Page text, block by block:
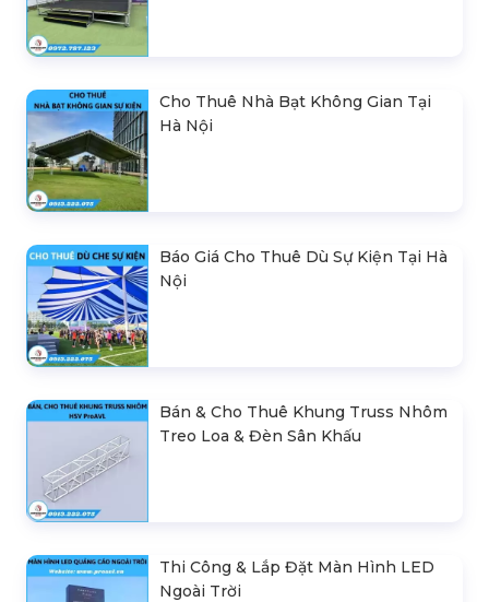
Cho Thuê Nhà Bạt Không Gian Tại
Hà Nội
Báo Giá Cho Thuê Dù Sự Kiện Tại Hà
Nội
Bán & Cho Thuê Khung Truss Nhôm
Treo Loa & Đèn Sân Khấu
Thi Công & Lắp Đặt Màn Hình LED
Ngoài Trời